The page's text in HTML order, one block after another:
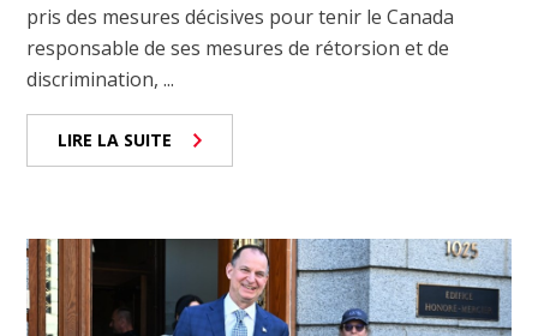
pris des mesures décisives pour tenir le Canada
responsable de ses mesures de rétorsion et de
discrimination, ...
LIRE LA SUITE